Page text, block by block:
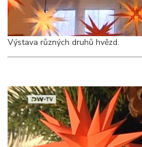
Výstava různých druhů hvězd.